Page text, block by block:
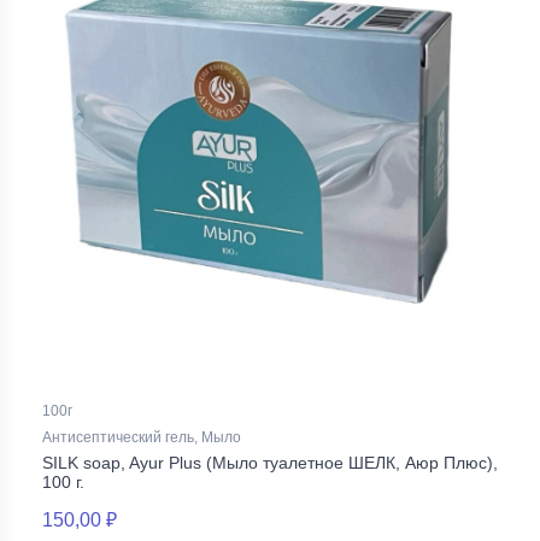
100г
Антисептический гель, Мыло
SILK soap, Ayur Plus (Мыло туалетное ШЕЛК, Аюр Плюс),
100 г.
150,00 ₽